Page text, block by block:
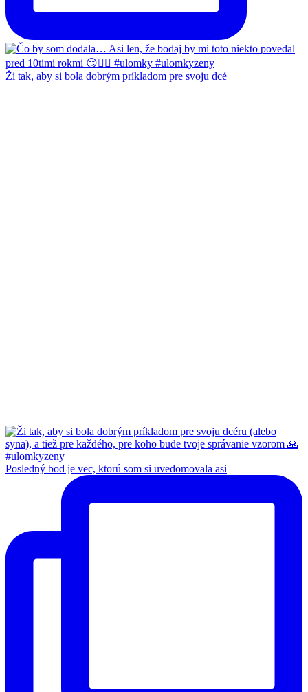
Ži tak, aby si bola dobrým príkladom pre svoju dcé
Posledný bod je vec, ktorú som si uvedomovala asi